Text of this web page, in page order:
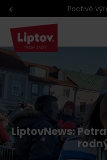
Poctivé
LiptovNews: